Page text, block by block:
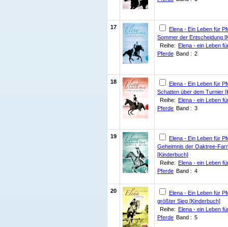
17
Elena - Ein Leben für
Sommer der Entscheidung
Reihe: Elena - ein Leben
Pferde Band : 2
18
Elena - Ein Leben für
Schatten über dem Turnier
Reihe: Elena - ein Leben
Pferde Band : 3
19
Elena - Ein Leben für
Geheimnis der Oaktree-
[Kinderbuch]
Reihe: Elena - ein Leben
Pferde Band : 4
20
Elena - Ein Leben für
größter Sieg [Kinderbuch]
Reihe: Elena - ein Leben
Pferde Band : 5